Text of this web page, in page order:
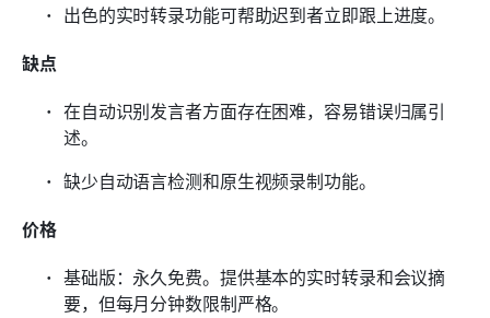
出色的实时转录功能可帮助迟到者立即跟上进度。
缺点
在自动识别发言者方面存在困难，容易错误归属引
述。
缺少自动语言检测和原生视频录制功能。
价格
基础版：永久免费。提供基本的实时转录和会议摘
要，但每月分钟数限制严格。